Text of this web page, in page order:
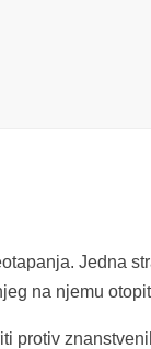
Jedna
na njemu
protiv